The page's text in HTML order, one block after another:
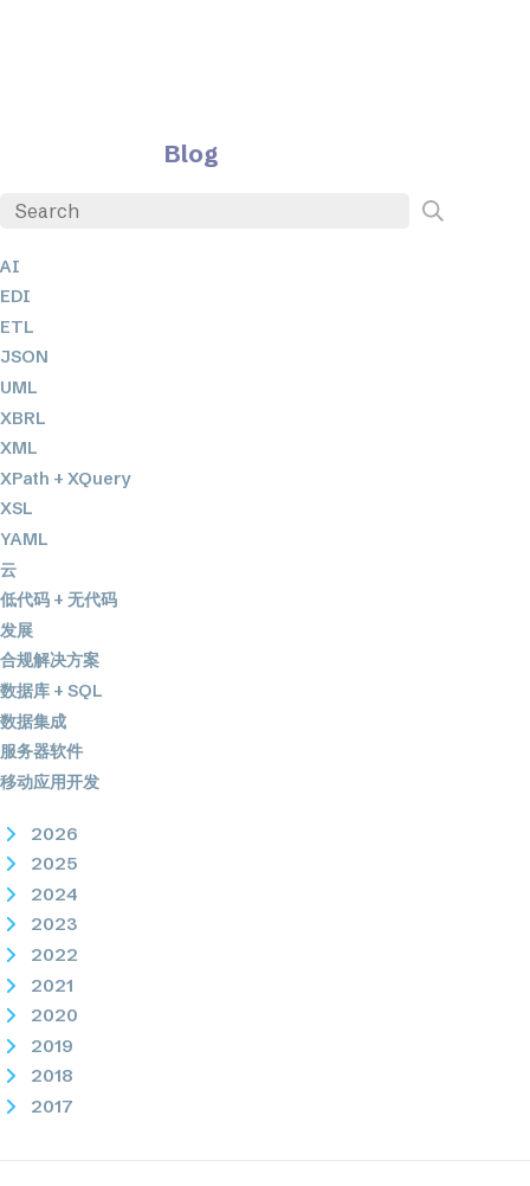
Blog
AI
EDI
ETL
JSON
UML
XBRL
XML
XPath + XQuery
XSL
YAML
云
低代码 + 无代码
发展
合规解决方案
数据库 + SQL
数据集成
服务器软件
移动应用开发
2026
2025
2024
2023
2022
2021
2020
2019
2018
2017
2015